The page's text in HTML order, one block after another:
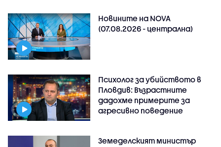
Новините на NOVA
(07.08.2026 - централна)
Психолог за убийството в
Пловдив: Възрастните
дадохме примерите за
агресивно поведение
Земеделският министър